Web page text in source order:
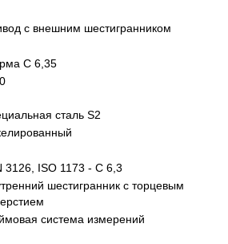
с внешним шестигранником
C 6,35
сталь S2
3126, ISO 1173 - C 6,3
шестигранник с торцевым
система измерений